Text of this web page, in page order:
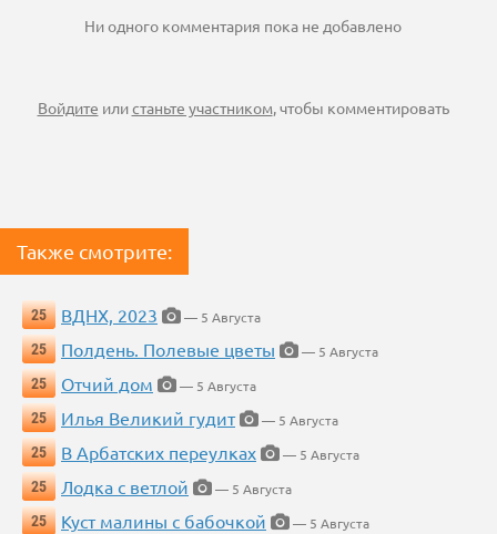
Ни одного комментария пока не добавлено
Войдите илистаньте участником, чтобы комментировать
Также смотрите:
25 ВДНХ, 2023
— 5 Августа
25
Полдень. Полевые цветы
— 5 Августа
25
Отчий дом
— 5 Августа
25
Илья Великий гудит
— 5 Августа
25
В Арбатских переулках
— 5 Августа
25
Лодка с ветлой
— 5 Августа
25
Куст малины с бабочкой
— 5 Августа